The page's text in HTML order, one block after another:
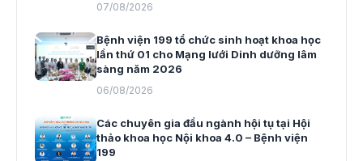
07/08/2026
Bệnh viện 199 tổ chức sinh hoạt khoa học
lần thứ 01 cho Mạng lưới Dinh dưỡng lâm
sàng năm 2026
06/08/2026
Các chuyên gia đầu ngành hội tụ tại Hội
thảo khoa học Nội khoa 4.0 – Bệnh viện
199